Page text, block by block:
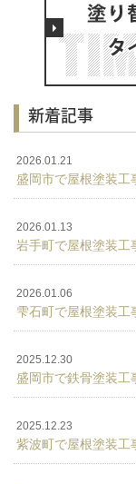
新着記事
2026.01.21
盛岡市で屋根塗装工
2026.01.13
岩手町で屋根塗装工
2026.01.06
雫石町で屋根塗装工
2025.12.30
盛岡市で鉄骨塗装工
2025.12.23
紫波町で屋根塗装工